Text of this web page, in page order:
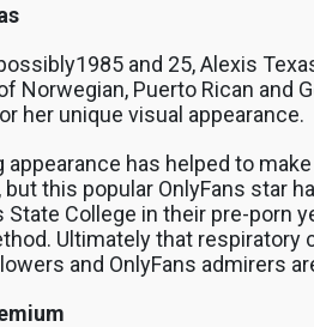
and 25, Alexis
Norwegian, Puerto Rican and
her unique visual appearance.
appearance has helped to
this popular OnlyFans star
College in their pre-porn
Ultimately that respiratory
and OnlyFans admirers